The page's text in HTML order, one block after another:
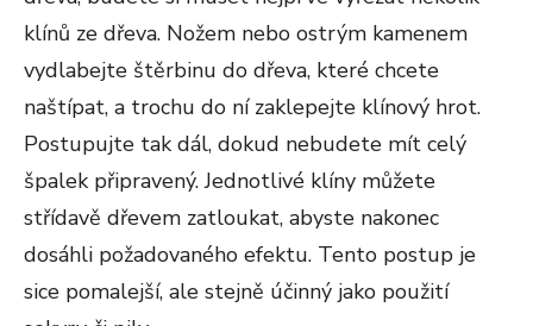
klínů ze dřeva. Nožem nebo ostrým kamenem
vydlabejte štěrbinu do dřeva, které chcete
naštípat, a trochu do ní zaklepejte klínový hrot.
Postupujte tak dál, dokud nebudete mít celý
špalek připravený. Jednotlivé klíny můžete
střídavě dřevem zatloukat, abyste nakonec
dosáhli požadovaného efektu. Tento postup je
sice pomalejší, ale stejně účinný jako použití